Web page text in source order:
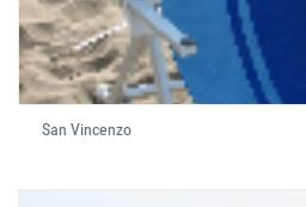
San Vincenzo